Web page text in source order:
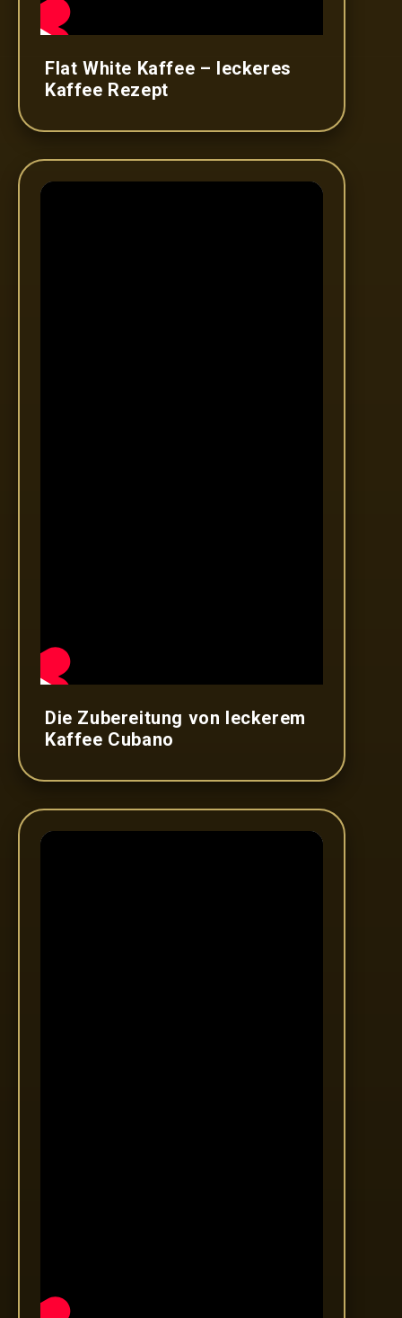
Flat White Kaffee – leckeres
Kaffee Rezept
Die Zubereitung von leckerem
Kaffee Cubano